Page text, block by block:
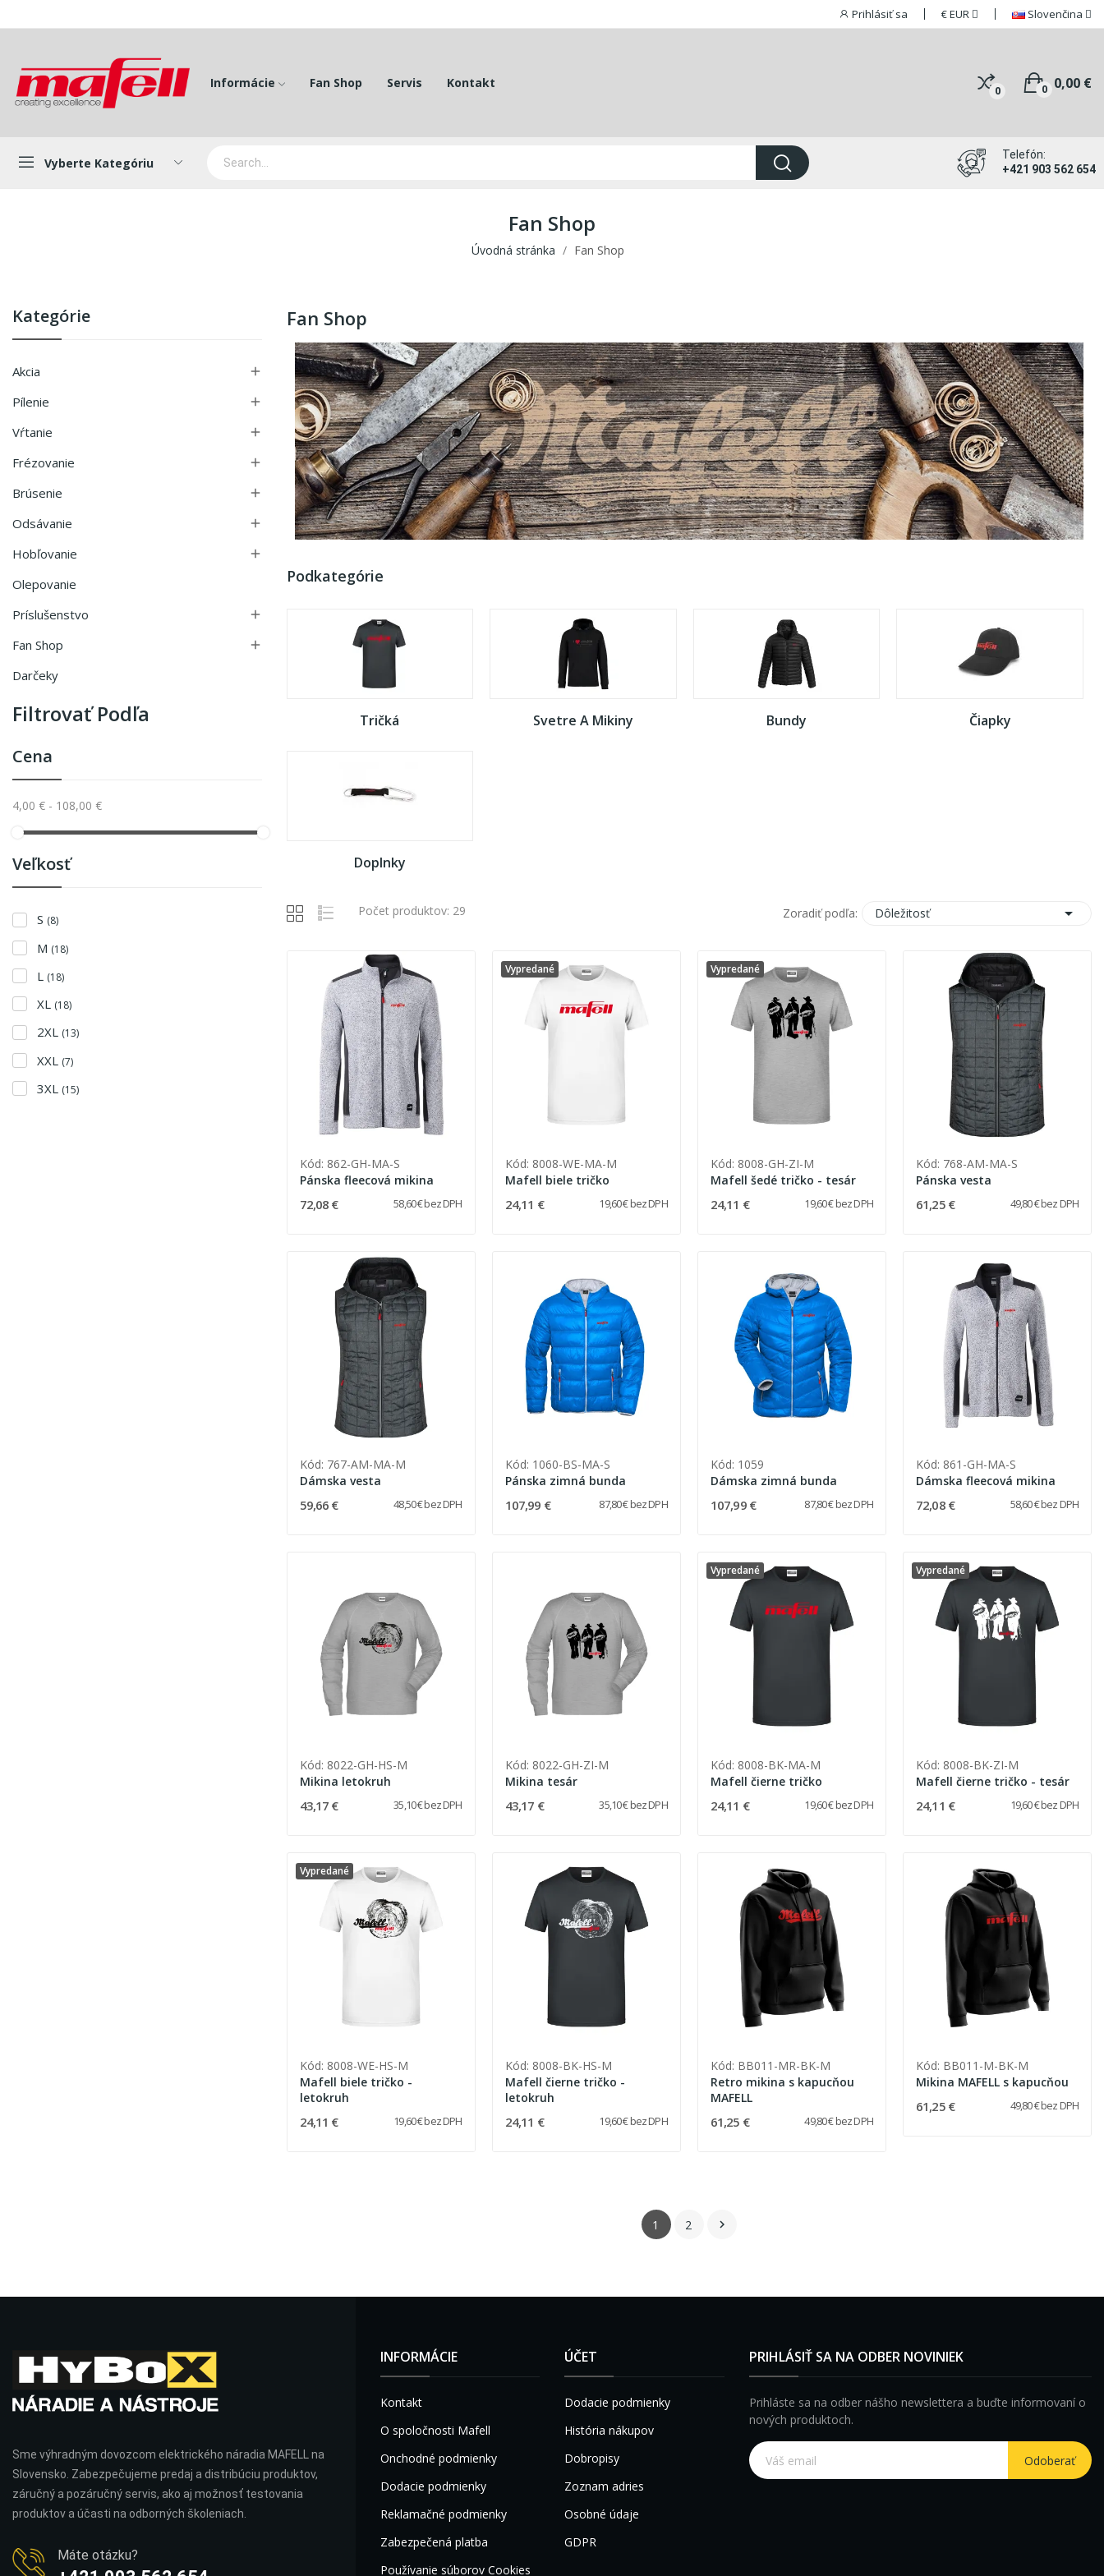
Prihlásiť sa €EUR Slovenčina
Informácie Fan Shop Servis Kontakt
0 0,00 €
0
Vyberte Kategóriu
Telefón:
+421 903 562 654
Fan Shop
Úvodná stránka Fan Shop
Kategórie
Akcia 
Pílenie 
Vŕtanie 
Frézovanie 
Brúsenie 
Odsávanie 
Hobľovanie 
Olepovanie
Príslušenstvo

Fan Shop 
Darčeky
Filtrovať Podľa
Cena
4,00 € - 108,00 €
Veľkosť
S (8)
M (18)
L (18)
XL (18)
2XL (13)
XXL (7)
3XL (15)
Fan Shop
Podkategórie
Tričká Svetre A Mikiny Bundy Čiapky
Doplnky
Počet produktov: 29 Zoradiť podľa: Dôležitosť 
Kód: 862-GH-MA-S
Pánska fleecová mikina
72,08 € 58,60 € bez DPH
Vypredané
Kód: 8008-WE-MA-M
Mafell biele tričko
24,11 € 19,60 € bez DPH
Vypredané
Kód: 8008-GH-ZI-M
Mafell šedé tričko - tesár
24,11 € 19,60 € bez DPH
Kód: 768-AM-MA-S
Pánska vesta
61,25 € 49,80 € bez DPH
Kód: 767-AM-MA-M
Dámska vesta
59,66 € 48,50 € bez DPH
Kód: 1060-BS-MA-S
Pánska zimná bunda
107,99 € 87,80 € bez DPH
Kód: 1059
Dámska zimná bunda
107,99 € 87,80 € bez DPH
Kód: 861-GH-MA-S
Dámska fleecová mikina
72,08 € 58,60 € bez DPH
Kód: 8022-GH-HS-M
Mikina letokruh
43,17 € 35,10 € bez DPH
Kód: 8022-GH-ZI-M
Mikina tesár
43,17 € 35,10 € bez DPH
Vypredané
Kód: 8008-BK-MA-M
Mafell čierne tričko
24,11 € 19,60 € bez DPH
Vypredané
Kód: 8008-BK-ZI-M
Mafell čierne tričko - tesár
24,11 € 19,60 € bez DPH
Vypredané
Kód: 8008-WE-HS-M
Mafell biele tričko -
letokruh
24,11 € 19,60 € bez DPH
Kód: 8008-BK-HS-M
Mafell čierne tričko -
letokruh
24,11 € 19,60 € bez DPH
Kód: BB011-MR-BK-M
Retro mikina s kapucňou
MAFELL
61,25 € 49,80 € bez DPH
Kód: BB011-M-BK-M
Mikina MAFELL s kapucňou
61,25 € 49,80 € bez DPH
1 2 
Sme výhradným dovozcom elektrického náradia MAFELL na
Slovensko. Zabezpečujeme predaj a distribúciu produktov,
záručný a pozáručný servis, ako aj možnosť testovania
produktov a účasti na odborných školeniach.
Máte otázku?
INFORMÁCIE
Kontakt
O spoločnosti Mafell
Onchodné podmienky
Dodacie podmienky
Reklamačné podmienky
Zabezpečená platba
Používanie súborov Cookies
ÚČET
Dodacie podmienky
História nákupov
Dobropisy
Zoznam adries
Osobné údaje
GDPR
PRIHLÁSIŤ SA NA ODBER NOVINIEK
Prihláste sa na odber nášho newslettera a buďte informovaní o
nových produktoch.
Odoberať